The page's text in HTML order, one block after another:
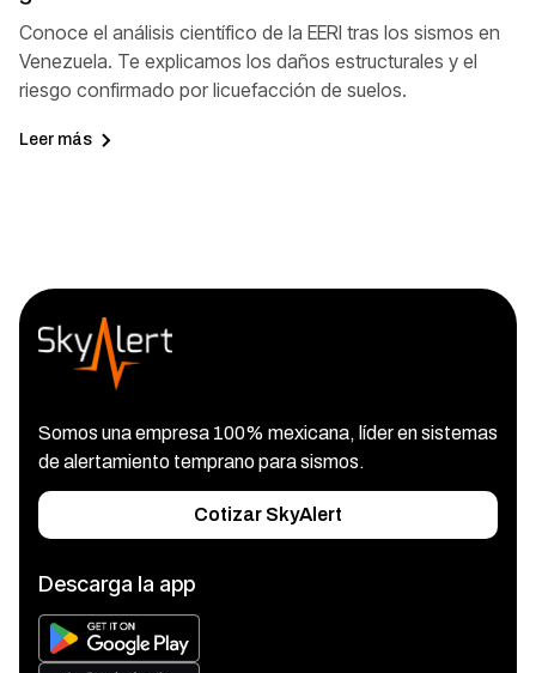
Conoce el análisis científico de la EERI tras los sismos en
Venezuela. Te explicamos los daños estructurales y el
riesgo confirmado por licuefacción de suelos.
Leer más
Somos una empresa 100% mexicana, líder en sistemas
de alertamiento temprano para sismos.
Cotizar SkyAlert
Descarga la app